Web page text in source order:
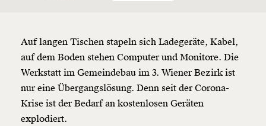
Auf langen Tischen stapeln sich Ladegeräte, Kabel,
auf dem Boden stehen Computer und Monitore. Die
Werkstatt im Gemeindebau im 3. Wiener Bezirk ist
nur eine Übergangslösung. Denn seit der Corona-
Krise ist der Bedarf an kostenlosen Geräten
explodiert.